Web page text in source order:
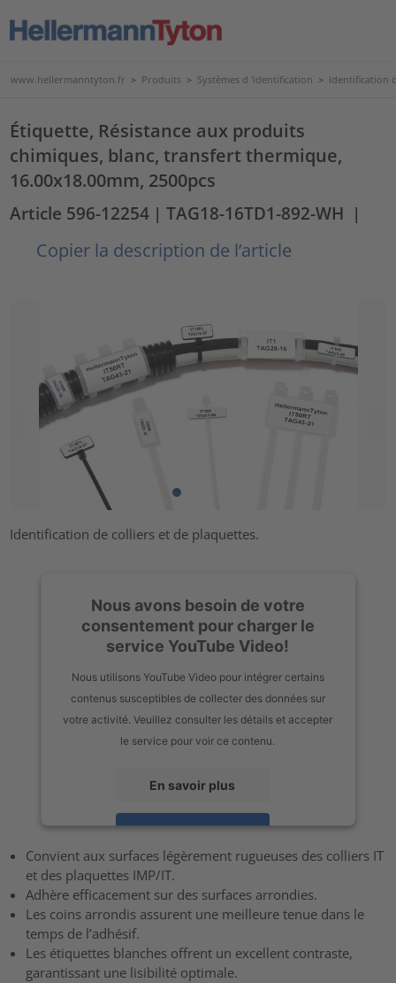
www.hellermanntyton.fr > Produits > Systèmes d 'identification > Identification
Étiquette, Résistance aux produits
chimiques, blanc, transfert thermique,
16.00x18.00mm, 2500pcs
Article 596-12254 | TAG18-16TD1-892-WH |
Copier la description de l’article
Identification de colliers et de plaquettes.
Nous avons besoin de votre
consentement pour charger le
service YouTube Video!
Nous utilisons YouTube Video pour intégrer certains
contenus susceptibles de collecter des données sur
votre activité. Veuillez consulter les détails et accepter
le service pour voir ce contenu.
En savoir plus
Accepter
powered byUsercentrics Consent Management Platform
Convient aux surfaces légèrement rugueuses des colliers IT
et des plaquettes IMP/IT.
Adhère efficacement sur des surfaces arrondies.
Les coins arrondis assurent une meilleure tenue dans le
temps de l’adhésif.
Les étiquettes blanches offrent un excellent contraste,
garantissant une lisibilité optimale.